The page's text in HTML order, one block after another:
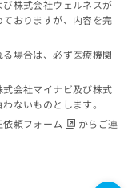
株式会社ウェルネスが
おりますが、内容を完
場合は、必ず医療機関
会社マイナビ及び株式
ないものとします。
頼フォーム
からご連